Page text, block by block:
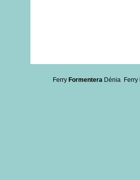
Ferry Formentera Dénia Ferry